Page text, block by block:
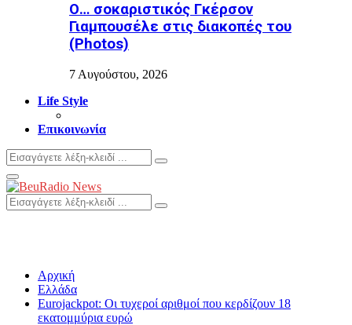
Ο… σοκαριστικός Γκέρσον
Γιαμπουσέλε στις διακοπές του
(Photos)
7 Αυγούστου, 2026
Life Style
Επικοινωνία
Search
for:
Search
Primary
Menu
Search
for:
Search
Αρχική
Ελλάδα
Eurojackpot: Οι τυχεροί αριθμοί που κερδίζουν 18
εκατομμύρια ευρώ